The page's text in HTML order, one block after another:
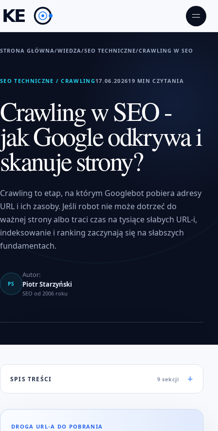
STRONA GŁÓWNA/WIEDZA/SEO TECHNICZNE/CRAWLING W SEO
SEO TECHNICZNE / CRAWLING 17.06.202619 MIN CZYTANIA
Crawling w SEO -
jak Google odkrywa i
skanuje strony?
Crawling to etap, na którym Googlebot pobiera adresy
URL i ich zasoby. Jeśli robot nie może dotrzeć do
ważnej strony albo traci czas na tysiące słabych URL-i,
indeksowanie i ranking zaczynają się na słabszych
fundamentach.
PS
Autor:
Piotr Starzyński
SEO od 2006 roku
SPIS TREŚCI 9 sekcji
DROGA URL-A DO POBRANIA